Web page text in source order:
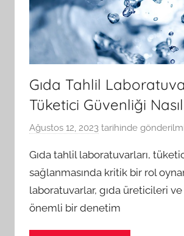
Gıda Tahlil
Tüketici Güvenliği
Ağustos 12, 2023 tarihinde
Gıda tahlil laboratuvarları,
sağlanmasında kritik bir rol
laboratuvarlar, gıda üreticileri
önemli bir denetim